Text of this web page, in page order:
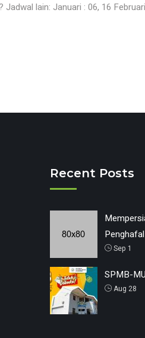
lain: Januari : 06, 16
Recent Posts
Sep 1
SPMB-
Aug 28